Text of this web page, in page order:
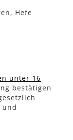
Hefe
unter 16
bestätigen
und